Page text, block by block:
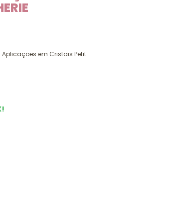
em Cristais Petit